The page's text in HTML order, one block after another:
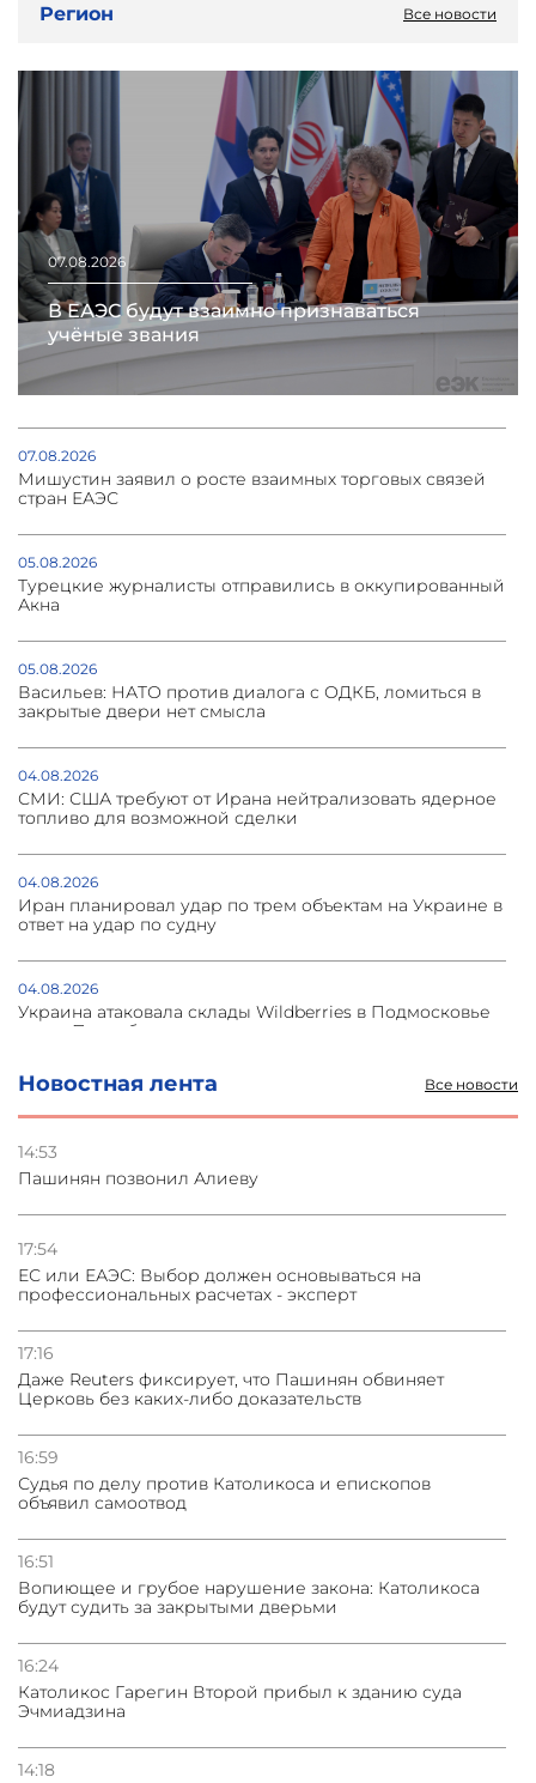
Новостная лента Все новости
14:53
Пашинян позвонил Алиеву
17:54
ЕС или ЕАЭС: Выбор должен основываться на
профессиональных расчетах - эксперт
17:16
Даже Reuters фиксирует, что Пашинян обвиняет
Церковь без каких-либо доказательств
16:59
Судья по делу против Католикоса и епископов
объявил самоотвод
16:51
Вопиющее и грубое нарушение закона: Католикоса
будут судить за закрытыми дверьми
16:24
Католикос Гарегин Второй прибыл к зданию суда
Эчмиадзина
14:18
Регион Все новости
07.08.2026
В ЕАЭС будут взаимно признаваться
учёные звания
07.08.2026
Мишустин заявил о росте взаимных торговых связей
стран ЕАЭС
05.08.2026
Турецкие журналисты отправились в оккупированный
Акна
05.08.2026
Васильев: НАТО против диалога с ОДКБ, ломиться в
закрытые двери нет смысла
04.08.2026
СМИ: США требуют от Ирана нейтрализовать ядерное
топливо для возможной сделки
04.08.2026
Иран планировал удар по трем объектам на Украине в
ответ на удар по судну
04.08.2026
Украина атаковала склады Wildberries в Подмосковье
и под Петербургом
03.08.2026
Стратегия безопасности ОДКБ допускает применение
Азербайджане
31.07.2026
Сотрудничество и очереди – детали визита главы
погрануправления СНБ Армении в Тбилиси